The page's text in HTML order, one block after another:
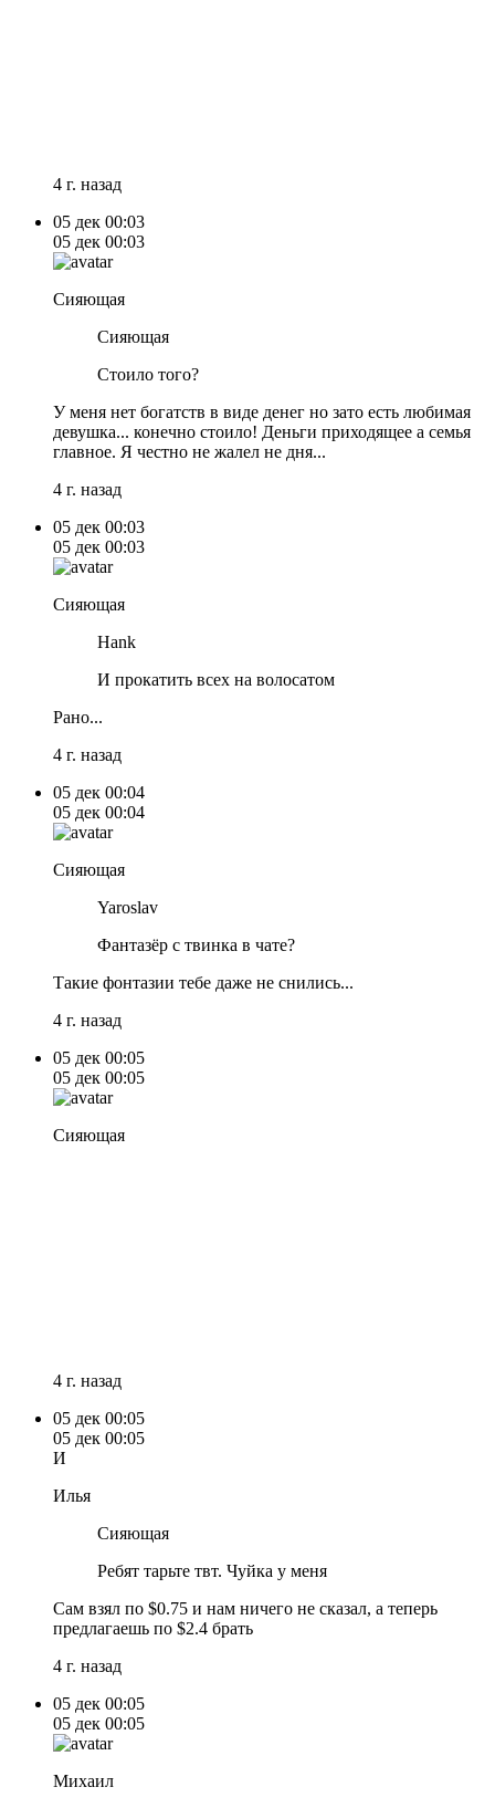
4 г. назад
05 дек 00:03
05 дек 00:03
Сияющая
Сияющая
Стоило того?
У меня нет богатств в виде денег но зато есть любимая
девушка... конечно стоило! Деньги приходящее а семья
главное. Я честно не жалел не дня...
4 г. назад
05 дек 00:03
05 дек 00:03
Сияющая
Hank
И прокатить всех на волосатом
Рано...
4 г. назад
05 дек 00:04
05 дек 00:04
Сияющая
Yaroslav
Фантазёр с твинка в чате?
Такие фонтазии тебе даже не снились...
4 г. назад
05 дек 00:05
05 дек 00:05
Сияющая
4 г. назад
05 дек 00:05
05 дек 00:05
И
Илья
Сияющая
Ребят тарьте твт. Чуйка у меня
Сам взял по $0.75 и нам ничего не сказал, а теперь
предлагаешь по $2.4 брать
4 г. назад
05 дек 00:05
05 дек 00:05
Михаил